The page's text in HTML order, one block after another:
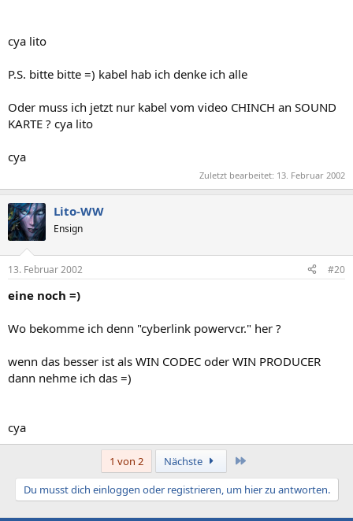
cya lito
P.S. bitte bitte =) kabel hab ich denke ich alle
Oder muss ich jetzt nur kabel vom video CHINCH an SOUND
KARTE ? cya lito
cya
Zuletzt bearbeitet: 13. Februar 2002
Lito-WW
Ensign
13. Februar 2002 #20
eine noch =)
Wo bekomme ich denn "cyberlink powervcr." her ?
wenn das besser ist als WIN CODEC oder WIN PRODUCER
dann nehme ich das =)
cya
1 von 2 Nächste
Du musst dich einloggen oder registrieren, um hier zu antworten.